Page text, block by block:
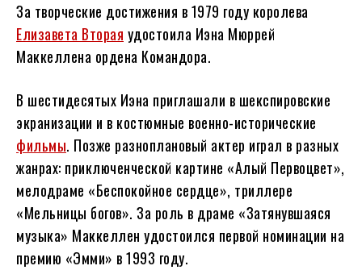
За творческие достижения в 1979 году королева
Елизавета Вторая удостоила Иэна Мюррей
Маккеллена ордена Командора.
В шестидесятых Иэна приглашали в шекспировские
экранизации и в костюмные военно-исторические
фильмы. Позже разноплановый актер играл в разных
жанрах: приключенческой картине «Алый Первоцвет»,
мелодраме «Беспокойное сердце», триллере
«Мельницы богов». За роль в драме «Затянувшаяся
музыка» Маккеллен удостоился первой номинации на
премию «Эмми» в 1993 году.